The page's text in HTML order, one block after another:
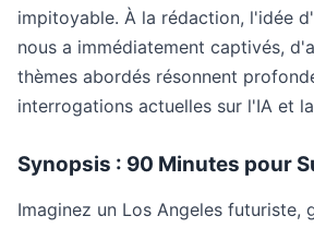
impitoyable. À la rédaction, l'idée
nous a immédiatement captivés,
thèmes abordés résonnent
interrogations actuelles sur l'IA et
Synopsis : 90 Minutes pour
Imaginez un Los Angeles futuriste,